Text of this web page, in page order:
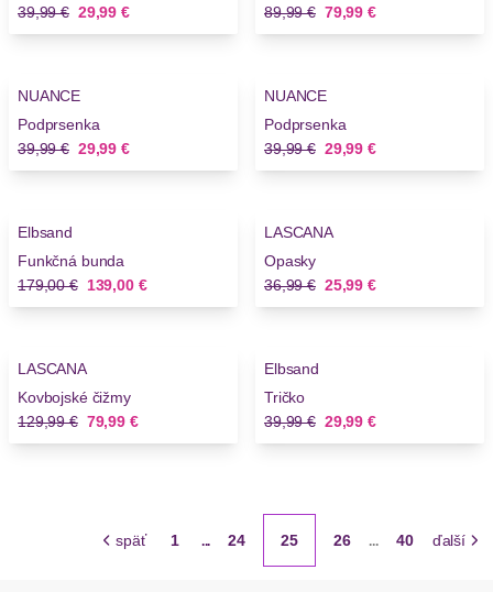
Stará cena
39,99 € Nová cena
29,99 €
Stará cena
89,99 € Nová cena
79,99 €
NUANCE
Podprsenka
Stará cena
39,99 € Nová cena
29,99 €
NUANCE
Podprsenka
Stará cena
39,99 € Nová cena
29,99 €
Elbsand
Funkčná bunda
Stará cena
179,00 € Nová cena
139,00 €
LASCANA
Opasky
Stará cena
36,99 € Nová cena
25,99 €
LASCANA
Kovbojské čižmy
Stará cena
129,99 € Nová cena
79,99 €
Elbsand
Tričko
Stará cena
39,99 € Nová cena
29,99 €
späť 1 ... 24 25 26 ... 40 ďalší